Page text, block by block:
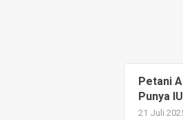
Petani
Punya
21 Juli